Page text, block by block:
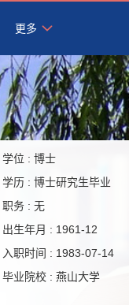
更多
学位 : 博士
学历 : 博士研究生毕业
职务 : 无
出生年月 : 1961-12
入职时间 : 1983-07-14
毕业院校 : 燕山大学